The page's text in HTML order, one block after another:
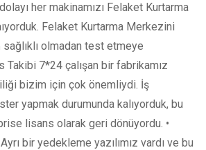
her makinamızı Felaket Kurtarma
Felaket Kurtarma Merkezini
olmadan test etmeye
Takibi 7*24 çalışan bir fabrikamız
bizim için çok önemliydi. İş
yapmak durumunda kalıyorduk, bu
lisans olarak geri dönüyordu. •
bir yedekleme yazılımız vardı ve bu